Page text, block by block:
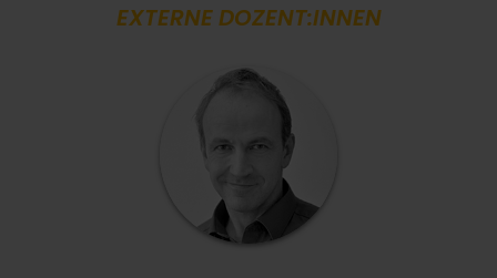
EXTERNE DOZENT:INNEN